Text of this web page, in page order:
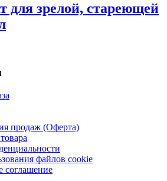
для зрелой, стареющей
продаж (Оферта)
файлов cookie
соглашение